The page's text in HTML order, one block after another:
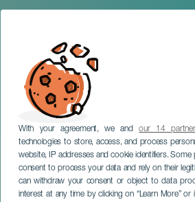
With your agreement, we andour 14
technologies to store, access, and process
website, IP addresses and cookie identifiers.
consent to process your data and rely on their
can withdraw your consent or object to data
interest at any time by clicking on “Learn More”
Los Mesoneros.
TENERIFE